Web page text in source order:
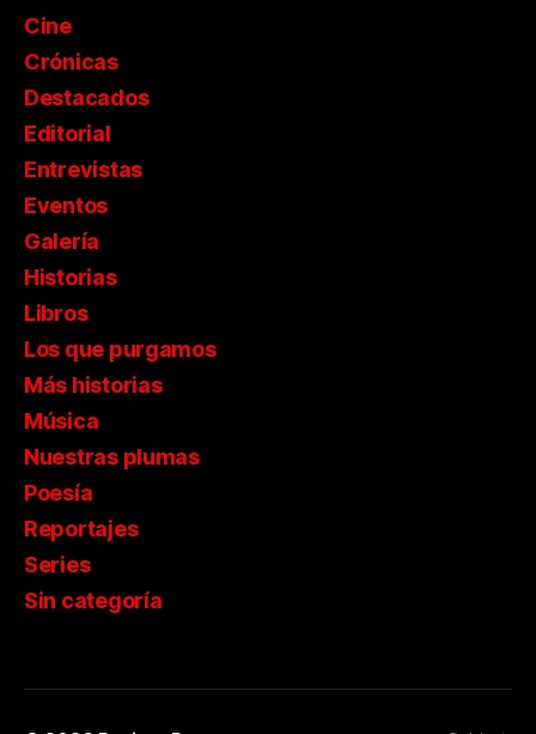
Cine
Crónicas
Destacados
Editorial
Entrevistas
Eventos
Galería
Historias
Libros
Los que purgamos
Más historias
Música
Nuestras plumas
Poesía
Reportajes
Series
Sin categoría